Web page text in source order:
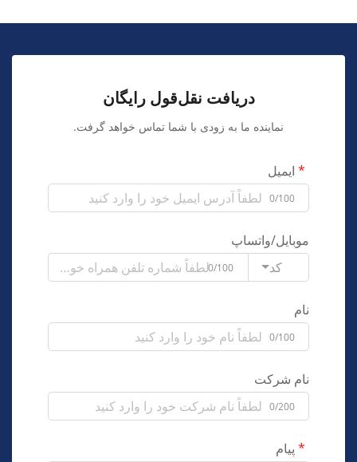
دریافت نقل‌قول رایگان
نماینده ما به زودی با شما تماس خواهد گرفت.
ایمیل
0/100
موبایل/واتساپ
کد
0/100
نام
0/100
نام شرکت
0/200
پیام